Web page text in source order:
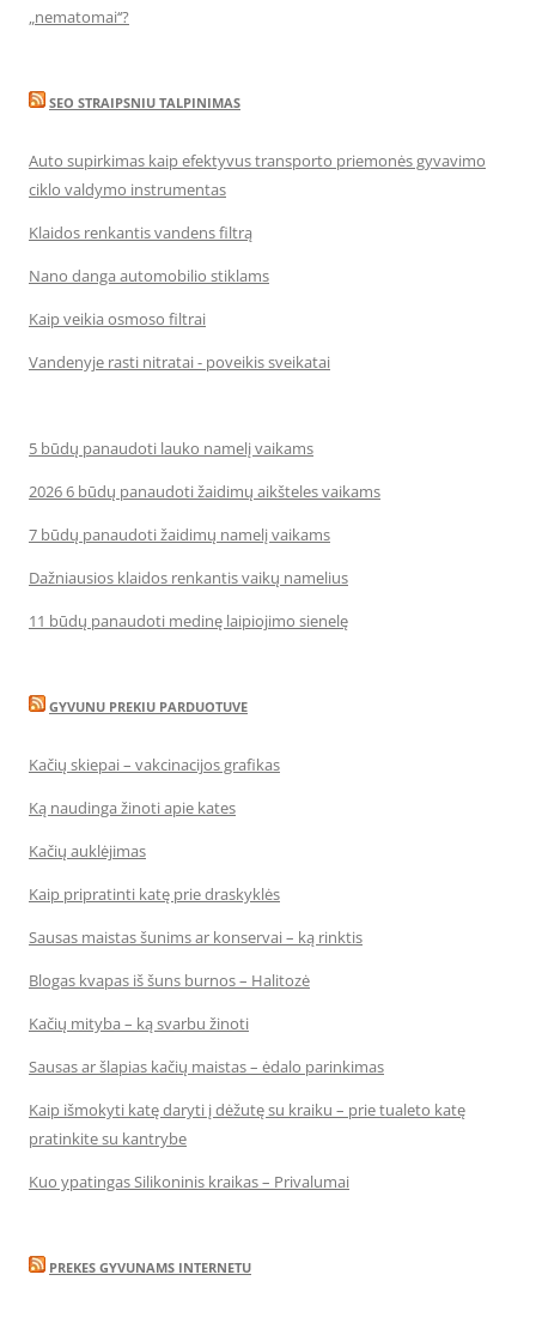
„nematomai‘‘?
SEO STRAIPSNIU TALPINIMAS
Auto supirkimas kaip efektyvus transporto priemonės gyvavimo
ciklo valdymo instrumentas
Klaidos renkantis vandens filtrą
Nano danga automobilio stiklams
Kaip veikia osmoso filtrai
Vandenyje rasti nitratai - poveikis sveikatai
5 būdų panaudoti lauko namelį vaikams
2026 6 būdų panaudoti žaidimų aikšteles vaikams
7 būdų panaudoti žaidimų namelį vaikams
Dažniausios klaidos renkantis vaikų namelius
11 būdų panaudoti medinę laipiojimo sienelę
GYVUNU PREKIU PARDUOTUVE
Kačių skiepai – vakcinacijos grafikas
Ką naudinga žinoti apie kates
Kačių auklėjimas
Kaip pripratinti katę prie draskyklės
Sausas maistas šunims ar konservai – ką rinktis
Blogas kvapas iš šuns burnos – Halitozė
Kačių mityba – ką svarbu žinoti
Sausas ar šlapias kačių maistas – ėdalo parinkimas
Kaip išmokyti katę daryti į dėžutę su kraiku – prie tualeto katę
pratinkite su kantrybe
Kuo ypatingas Silikoninis kraikas – Privalumai
PREKES GYVUNAMS INTERNETU